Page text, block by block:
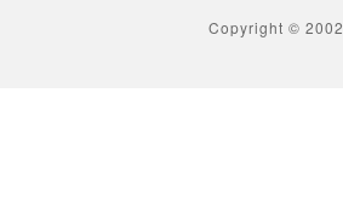
Copyright ©